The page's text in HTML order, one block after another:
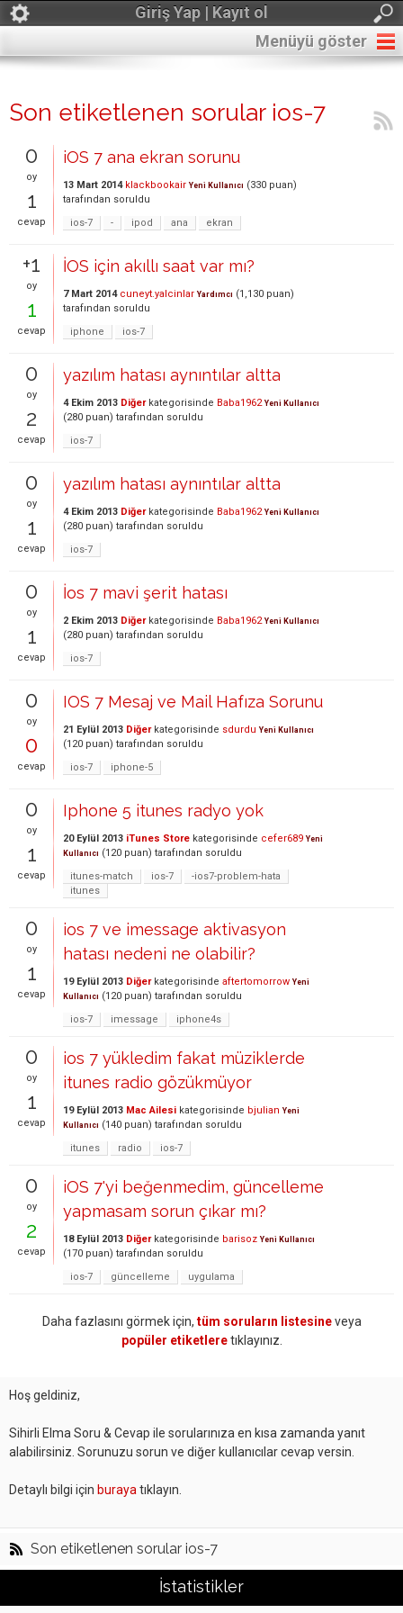
Giriş Yap | Kayıt ol
Menüyü göster
Son etiketlenen sorular ios-7
0
oy
1
cevap
iOS 7 ana ekran sorunu
13 Mart 2014 klackbookair Yeni Kullanıcı (330 puan)
tarafından soruldu
ios-7
- ipod ana ekran
+1
oy
1
cevap
İOS için akıllı saat var mı?
7 Mart 2014 cuneyt.yalcinlar Yardımcı (1,130 puan)
tarafından soruldu
iphone
ios-7
0
oy
2
cevap
yazılım hatası aynıntılar altta
4 Ekim 2013 Diğerkategorisinde Baba1962 Yeni Kullanıcı
(280 puan) tarafından soruldu
ios-7
0
oy
1
cevap
yazılım hatası aynıntılar altta
4 Ekim 2013 Diğerkategorisinde Baba1962 Yeni Kullanıcı
(280 puan) tarafından soruldu
ios-7
0
oy
1
cevap
İos 7 mavi şerit hatası
2 Ekim 2013 Diğerkategorisinde Baba1962 Yeni Kullanıcı
(280 puan) tarafından soruldu
ios-7
0
oy
0
cevap
IOS 7 Mesaj ve Mail Hafıza Sorunu
21 Eylül 2013 Diğerkategorisinde sdurdu Yeni Kullanıcı
(120 puan) tarafından soruldu
ios-7
iphone-5
0
oy
1
cevap
Iphone 5 itunes radyo yok
20 Eylül 2013 iTunes Store kategorisinde cefer689 Yeni
Kullanıcı (120 puan) tarafından soruldu
itunes-match
ios-7
-ios7-problem-hata
itunes
0
oy
1
cevap
ios 7 ve imessage aktivasyon
hatası nedeni ne olabilir?
19 Eylül 2013 Diğerkategorisinde aftertomorrow Yeni
Kullanıcı (120 puan) tarafından soruldu
ios-7
imessage iphone4s
0
oy
1
cevap
ios 7 yükledim fakat müziklerde
itunes radio gözükmüyor
19 Eylül 2013 Mac Ailesi kategorisinde bjulian Yeni
Kullanıcı (140 puan) tarafından soruldu
itunes
radio ios-7
0
oy
2
cevap
iOS 7'yi beğenmedim, güncelleme
yapmasam sorun çıkar mı?
18 Eylül 2013 Diğerkategorisinde barisoz Yeni Kullanıcı
(170 puan) tarafından soruldu
ios-7
güncelleme uygulama
Daha fazlasını görmek için, tüm soruların listesineveya
popüler etiketleretıklayınız.
Hoş geldiniz,
Sihirli Elma Soru & Cevap ile sorularınıza en kısa zamanda yanıt
alabilirsiniz. Sorunuzu sorun ve diğer kullanıcılar cevap versin.
Detaylı bilgi için buraya tıklayın.
Son etiketlenen sorular ios-7
İstatistikler